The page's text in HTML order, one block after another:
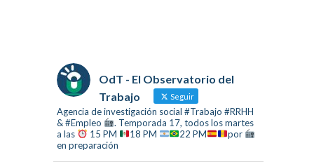
OdT - El Observatorio del
Trabajo
Seguir
Agencia de investigación social #Trabajo #RRHH
& #Empleo
. Temporada 17, todos los martes
a las
15 PM 18 PM 22 PM
por
en preparación